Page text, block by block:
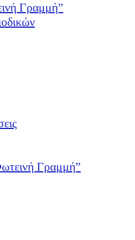
Γραμμή”
Γραμμή”